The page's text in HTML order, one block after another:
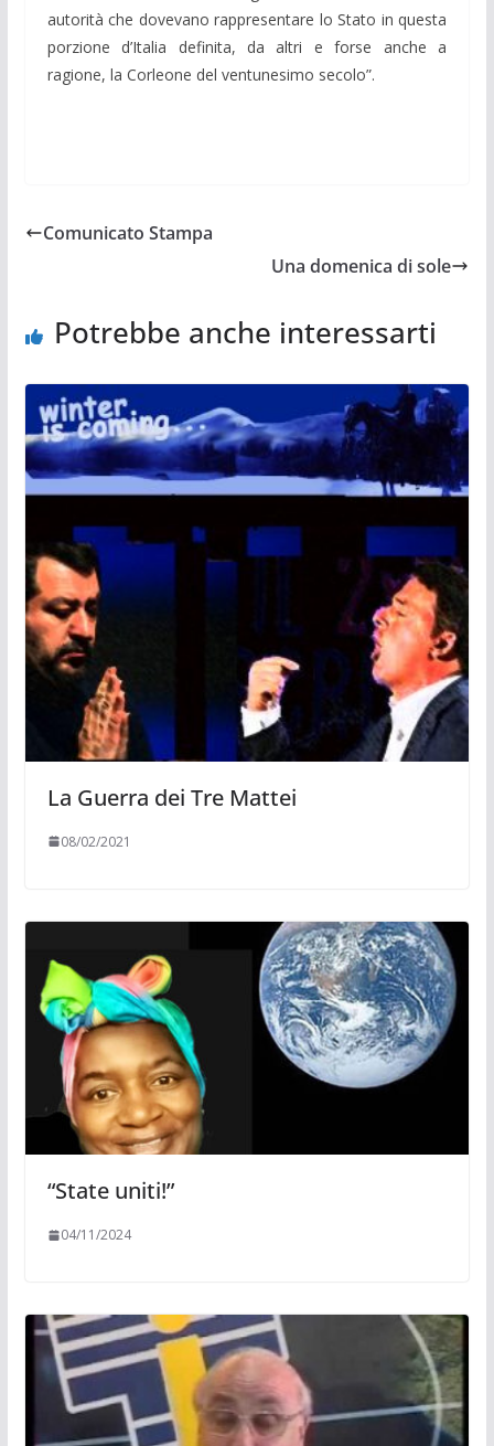
autorità che dovevano rappresentare lo Stato in questa
porzione d’Italia definita, da altri e forse anche a
ragione, la Corleone del ventunesimo secolo”.
Comunicato Stampa
Una domenica di sole
Potrebbe anche interessarti
La Guerra dei Tre Mattei
08/02/2021
“State uniti!”
04/11/2024